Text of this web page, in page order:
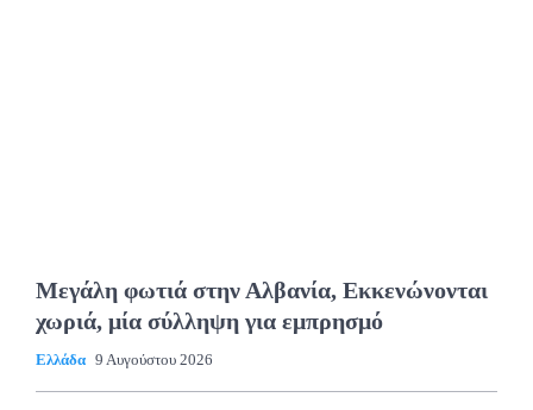
Μεγάλη φωτιά στην Αλβανία, Εκκενώνονται
χωριά, μία σύλληψη για εμπρησμό
Ελλάδα 9 Αυγούστου 2026